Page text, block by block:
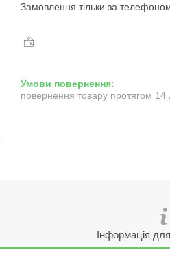
Замовлення тільки за
повернення товару протягом 14
Інформація